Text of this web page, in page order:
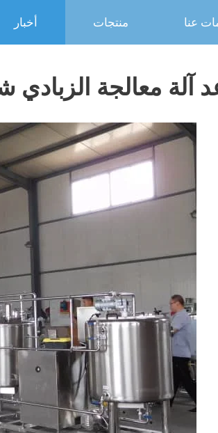
عنا منتجات أخبار
آلة معالجة